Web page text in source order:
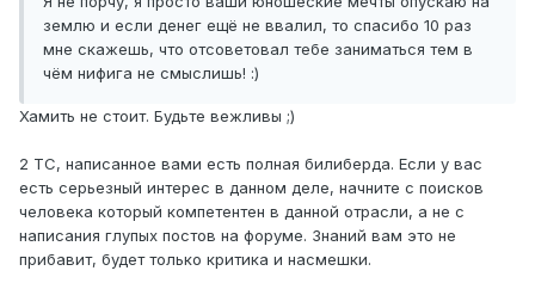
землю и если денег ещё не ввалил, то спасибо 10 раз
мне скажешь, что отсоветовал тебе заниматься тем в
чём нифига не смыслишь! :)
Хамить не стоит. Будьте вежливы ;)
2 ТС, написанное вами есть полная билиберда. Если у вас
есть серьезный интерес в данном деле, начните с поисков
человека который компетентен в данной отрасли, а не с
написания глупых постов на форуме. Знаний вам это не
прибавит, будет только критика и насмешки.